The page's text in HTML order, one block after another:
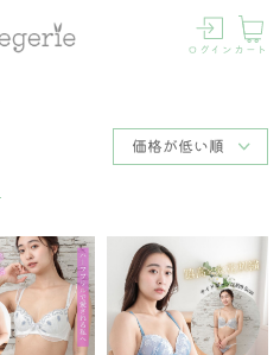
ログイン カート